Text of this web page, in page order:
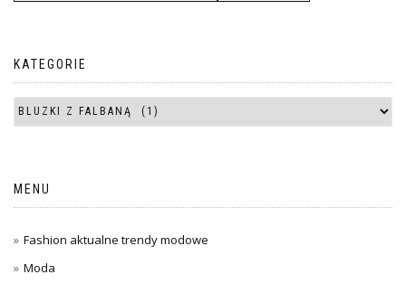
KATEGORIE
MENU
Fashion aktualne trendy modowe
Moda